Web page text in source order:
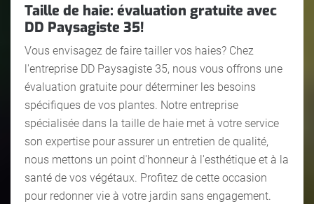
Taille de haie: évaluation gratuite avec
DD Paysagiste 35!
Vous envisagez de faire tailler vos haies? Chez
l'entreprise DD Paysagiste 35, nous vous offrons une
évaluation gratuite pour déterminer les besoins
spécifiques de vos plantes. Notre entreprise
spécialisée dans la taille de haie met à votre service
son expertise pour assurer un entretien de qualité,
nous mettons un point d'honneur à l'esthétique et à la
santé de vos végétaux. Profitez de cette occasion
pour redonner vie à votre jardin sans engagement.